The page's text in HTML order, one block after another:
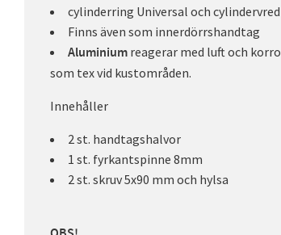
cylinderring Universal och
Finns även som innerdörrshandtag
Aluminium reagerar med luft och
som tex vid kustområden.
Innehåller
2 st. handtagshalvor
1 st. fyrkantspinne 8mm
2 st. skruv 5x90 mm och hylsa